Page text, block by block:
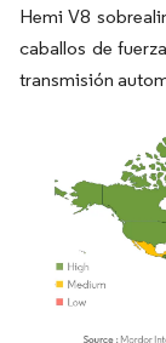
Hemi V8
caballos de
transmisión